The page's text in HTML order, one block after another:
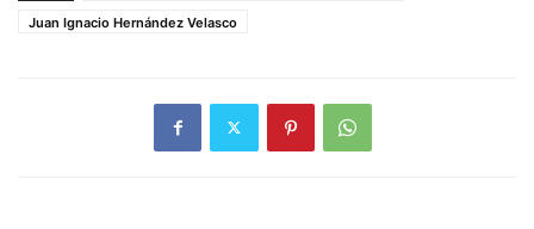
Juan Ignacio Hernández Velasco